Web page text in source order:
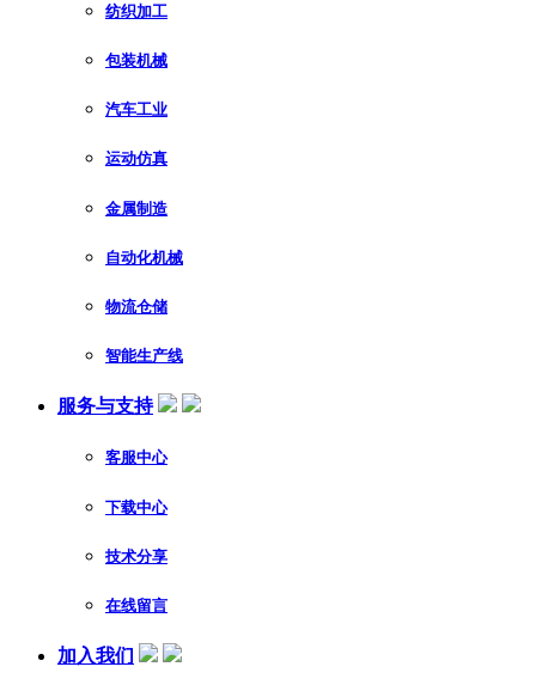
纺织加工
包装机械
汽车工业
运动仿真
金属制造
自动化机械
物流仓储
智能生产线
服务与支持
客服中心
下载中心
技术分享
在线留言
加入我们